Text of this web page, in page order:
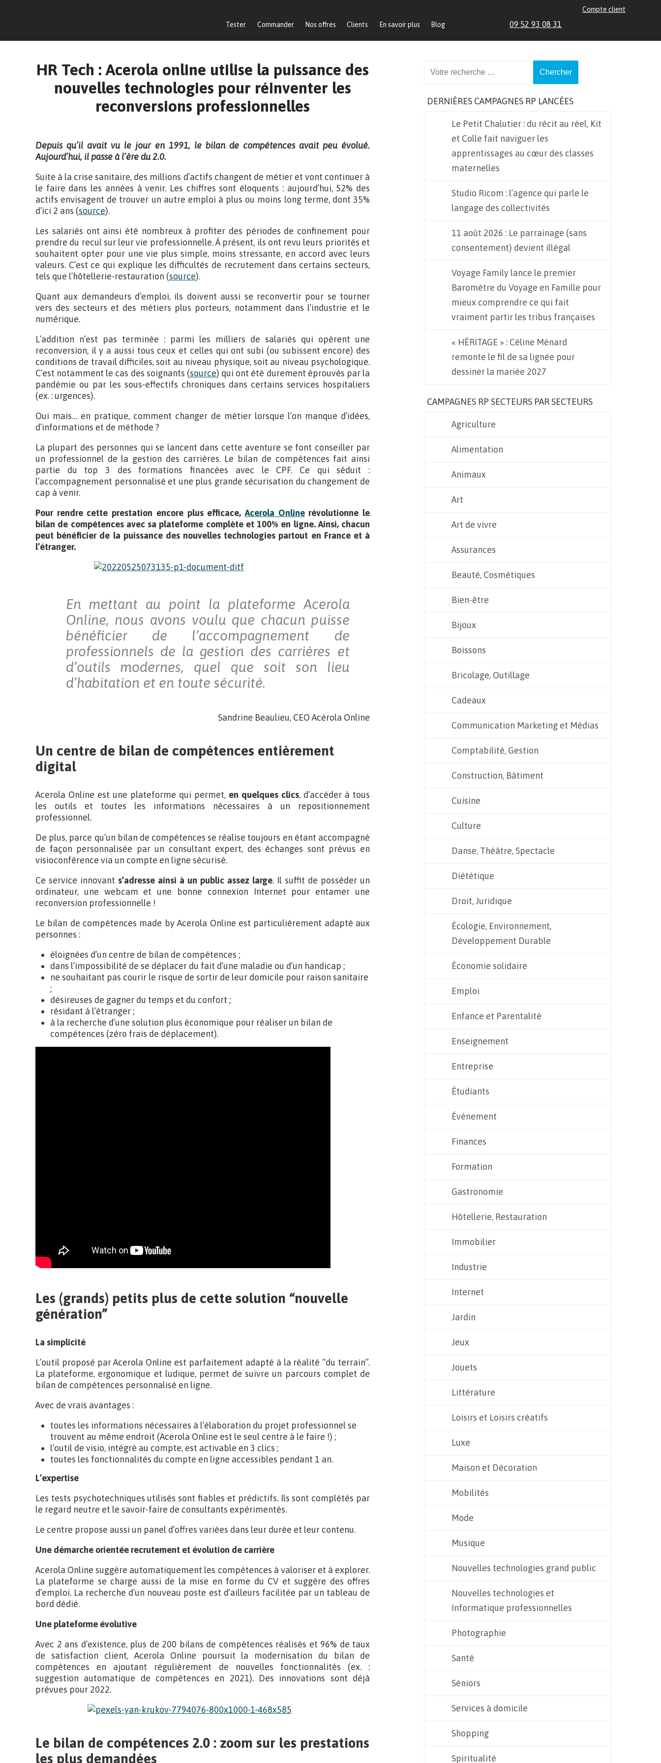
Tester Commander Nos offres Clients En savoir plus Blog
Compte client
09 52 93 08 31
HR Tech : Acerola online utilise la puissance des
nouvelles technologies pour réinventer les
reconversions professionnelles
Depuis qu’il avait vu le jour en 1991, le bilan de compétences avait peu évolué.
Aujourd’hui, il passe à l’ère du 2.0.
Suite à la crise sanitaire, des millions d’actifs changent de métier et vont continuer à
le faire dans les années à venir. Les chiffres sont éloquents : aujourd’hui, 52% des
actifs envisagent de trouver un autre emploi à plus ou moins long terme, dont 35%
d’ici 2 ans (source).
Les salariés ont ainsi été nombreux à profiter des périodes de confinement pour
prendre du recul sur leur vie professionnelle. À présent, ils ont revu leurs priorités et
souhaitent opter pour une vie plus simple, moins stressante, en accord avec leurs
valeurs. C’est ce qui explique les difficultés de recrutement dans certains secteurs,
tels que l’hôtellerie-restauration (source).
Quant aux demandeurs d’emploi, ils doivent aussi se reconvertir pour se tourner
vers des secteurs et des métiers plus porteurs, notamment dans l’industrie et le
numérique.
L’addition n’est pas terminée : parmi les milliers de salariés qui opèrent une
reconversion, il y a aussi tous ceux et celles qui ont subi (ou subissent encore) des
conditions de travail difficiles, soit au niveau physique, soit au niveau psychologique.
C’est notamment le cas des soignants (source) qui ont été durement éprouvés par la
pandémie ou par les sous-effectifs chroniques dans certains services hospitaliers
(ex. : urgences).
Oui mais… en pratique, comment changer de métier lorsque l’on manque d’idées,
d’informations et de méthode ?
La plupart des personnes qui se lancent dans cette aventure se font conseiller par
un professionnel de la gestion des carrières. Le bilan de compétences fait ainsi
partie du top 3 des formations financées avec le CPF. Ce qui séduit :
l’accompagnement personnalisé et une plus grande sécurisation du changement de
cap à venir.
Pour rendre cette prestation encore plus efficace,Acerola Onlinerévolutionne le
bilan de compétences avec sa plateforme complète et 100% en ligne. Ainsi, chacun
peut bénéficier de la puissance des nouvelles technologies partout en France et à
l’étranger.
En mettant au point la plateforme Acerola
Online, nous avons voulu que chacun puisse
bénéficier de l’accompagnement de
professionnels de la gestion des carrières et
d’outils modernes, quel que soit son lieu
d’habitation et en toute sécurité.
Sandrine Beaulieu, CEO Acérola Online
Un centre de bilan de compétences entièrement
digital
Acerola Online est une plateforme qui permet, en quelques clics, d’accéder à tous
les outils et toutes les informations nécessaires à un repositionnement
professionnel.
De plus, parce qu’un bilan de compétences se réalise toujours en étant accompagné
de façon personnalisée par un consultant expert, des échanges sont prévus en
visioconférence via un compte en ligne sécurisé.
Ce service innovant s’adresse ainsi à un public assez large. Il suffit de posséder un
ordinateur, une webcam et une bonne connexion Internet pour entamer une
reconversion professionnelle !
Le bilan de compétences made by Acerola Online est particulièrement adapté aux
personnes :
éloignées d’un centre de bilan de compétences ;
dans l’impossibilité de se déplacer du fait d’une maladie ou d’un handicap ;
ne souhaitant pas courir le risque de sortir de leur domicile pour raison sanitaire
;
désireuses de gagner du temps et du confort ;
résidant à l’étranger ;
à la recherche d’une solution plus économique pour réaliser un bilan de
compétences (zéro frais de déplacement).
Les (grands) petits plus de cette solution “nouvelle
génération”
La simplicité
L’outil proposé par Acerola Online est parfaitement adapté à la réalité “du terrain”.
La plateforme, ergonomique et ludique, permet de suivre un parcours complet de
bilan de compétences personnalisé en ligne.
Avec de vrais avantages :
toutes les informations nécessaires à l’élaboration du projet professionnel se
trouvent au même endroit (Acerola Online est le seul centre à le faire !) ;
l’outil de visio, intégré au compte, est activable en 3 clics ;
toutes les fonctionnalités du compte en ligne accessibles pendant 1 an.
L’expertise
Les tests psychotechniques utilisés sont fiables et prédictifs. Ils sont complétés par
le regard neutre et le savoir-faire de consultants expérimentés.
Le centre propose aussi un panel d’offres variées dans leur durée et leur contenu.
Une démarche orientée recrutement et évolution de carrière
Acerola Online suggère automatiquement les compétences à valoriser et à explorer.
La plateforme se charge aussi de la mise en forme du CV et suggère des offres
d’emploi. La recherche d’un nouveau poste est d’ailleurs facilitée par un tableau de
bord dédié.
Une plateforme évolutive
Avec 2 ans d’existence, plus de 200 bilans de compétences réalisés et 96% de taux
de satisfaction client, Acerola Online poursuit la modernisation du bilan de
compétences en ajoutant régulièrement de nouvelles fonctionnalités (ex. :
suggestion automatique de compétences en 2021). Des innovations sont déjà
prévues pour 2022.
Le bilan de compétences 2.0 : zoom sur les prestations
les plus demandées
DERNIÈRES CAMPAGNES RP LANCÉES
Le Petit Chalutier : du récit au réel, Kit
et Colle fait naviguer les
apprentissages au cœur des classes
maternelles
Studio Ricom : l’agence qui parle le
langage des collectivités
11 août 2026 : Le parrainage (sans
consentement) devient illégal
Voyage Family lance le premier
Baromètre du Voyage en Famille pour
mieux comprendre ce qui fait
vraiment partir les tribus françaises
« HÉRITAGE » : Céline Ménard
remonte le fil de sa lignée pour
dessiner la mariée 2027
CAMPAGNES RP SECTEURS PAR SECTEURS
Agriculture
Alimentation
Animaux
Art
Art de vivre
Assurances
Beauté, Cosmétiques
Bien-être
Bijoux
Boissons
Bricolage, Outillage
Cadeaux
Communication Marketing et Médias
Comptabilité, Gestion
Construction, Bâtiment
Cuisine
Culture
Danse, Théâtre, Spectacle
Diététique
Droit, Juridique
Écologie, Environnement,
Développement Durable
Économie solidaire
Emploi
Enfance et Parentalité
Enseignement
Entreprise
Étudiants
Événement
Finances
Formation
Gastronomie
Hôtellerie, Restauration
Immobilier
Industrie
Internet
Jardin
Jeux
Jouets
Littérature
Loisirs et Loisirs créatifs
Luxe
Maison et Décoration
Mobilités
Mode
Musique
Nouvelles technologies grand public
Nouvelles technologies et
Informatique professionnelles
Photographie
Santé
Séniors
Services à domicile
Shopping
Spiritualité